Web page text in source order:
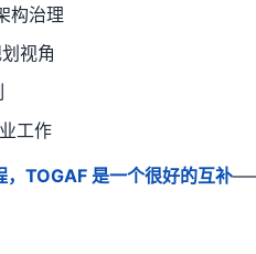
构治理
视角
工作
TOGAF 是一个很好的互补